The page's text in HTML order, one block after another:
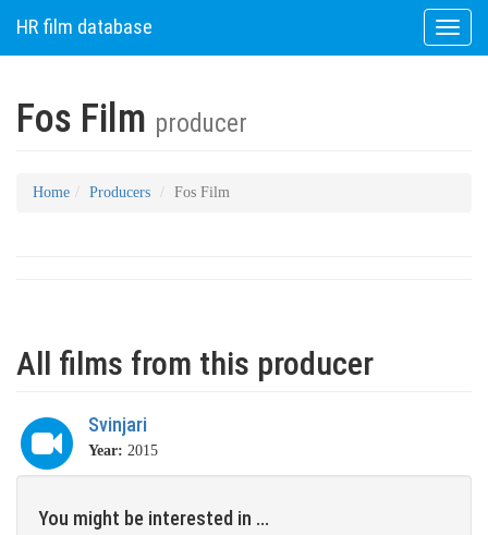
Toggle
HR film database
Fos Film producer
Home Producers Fos Film
All films from this producer
Svinjari
Year: 2015
You might be interested in ...